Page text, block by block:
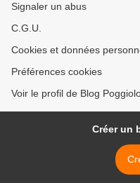
Signaler un abus
C.G.U.
Cookies et données
Préférences cookies
Voir le profil de Blog
Créer un